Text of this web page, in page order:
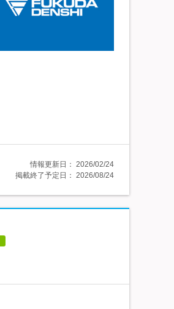
情報更新日： 2026/02/24
掲載終了予定日： 2026/08/24